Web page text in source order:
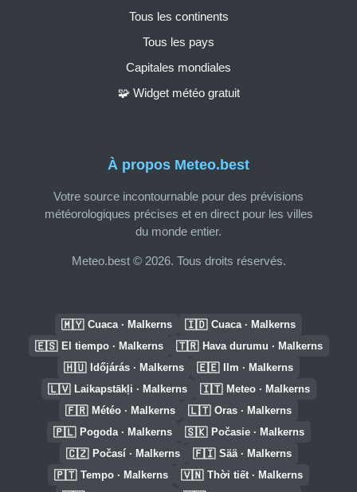
À propos Meteo.best
Votre source incontournable pour des prévisions
météorologiques précises et en direct pour les villes
du monde entier.
Meteo.best © 2026. Tous droits réservés.
Tous les continents
Tous les pays
Capitales mondiales
🧩 Widget météo gratuit
🇲🇾 Cuaca · Malkerns 🇮🇩 Cuaca · Malkerns
🇪🇸 El tiempo · Malkerns 🇹🇷 Hava durumu · Malkerns
🇭🇺 Időjárás · Malkerns 🇪🇪 Ilm · Malkerns
🇱🇻 Laikapstākļi · Malkerns 🇮🇹 Meteo · Malkerns
🇫🇷 Météo · Malkerns 🇱🇹 Oras · Malkerns
🇵🇱 Pogoda · Malkerns 🇸🇰 Počasie · Malkerns
🇨🇿 Počasí · Malkerns 🇫🇮 Sää · Malkerns
🇵🇹 Tempo · Malkerns 🇻🇳 Thời tiết · Malkerns